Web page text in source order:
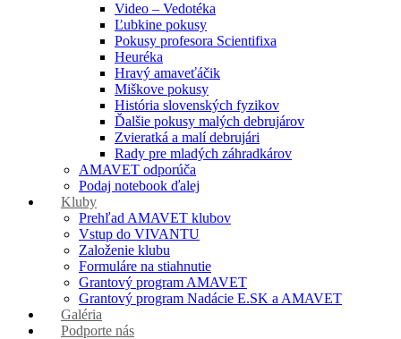
Video – Vedotéka
Ľubkine pokusy
Pokusy profesora Scientifixa
Heuréka
Hravý amaveťáčik
Miškove pokusy
História slovenských fyzikov
Ďalšie pokusy malých debrujárov
Zvieratká a malí debrujári
Rady pre mladých záhradkárov
AMAVET odporúča
Podaj notebook ďalej
Kluby
Prehľad AMAVET klubov
Vstup do VIVANTU
Založenie klubu
Formuláre na stiahnutie
Grantový program AMAVET
Grantový program Nadácie E.SK a AMAVET
Galéria
Podporte nás